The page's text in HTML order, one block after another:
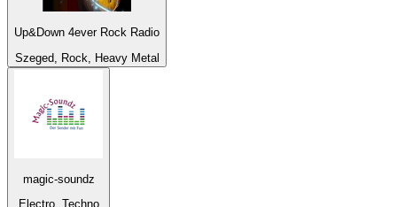
Up&Down 4ever Rock Radio
Szeged, Rock, Heavy Metal
magic-soundz
Electro, Techno